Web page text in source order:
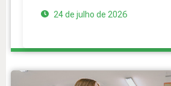
24 de julho de 2026